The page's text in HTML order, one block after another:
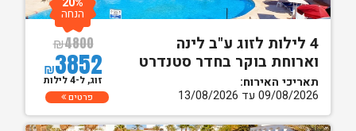
4 לילות לזוג ע"ב לינה
וארוחת בוקר בחדר סטנדרט
תאריכי האירוח:
09/08/2026 עד 13/08/2026
₪4800
₪3852
הנחה
זוג, ל-4 לילות
פרטים